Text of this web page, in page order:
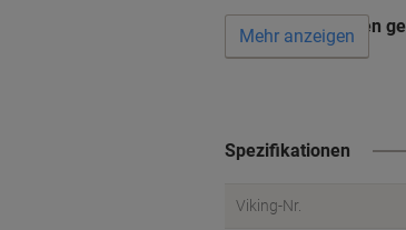
Wird oft zusammen
Mehr anzeigen
Spezifikationen
Viking-Nr.